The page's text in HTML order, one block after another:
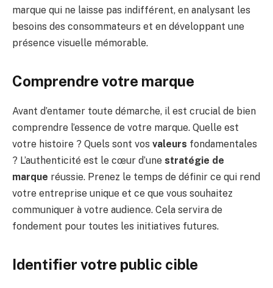
marque qui ne laisse pas indifférent, en analysant les
besoins des consommateurs et en développant une
présence visuelle mémorable.
Comprendre votre marque
Avant d’entamer toute démarche, il est crucial de bien
comprendre l’essence de votre marque. Quelle est
votre histoire ? Quels sont vos valeurs fondamentales
? L’authenticité est le cœur d’une stratégie de
marque réussie. Prenez le temps de définir ce qui rend
votre entreprise unique et ce que vous souhaitez
communiquer à votre audience. Cela servira de
fondement pour toutes les initiatives futures.
Identifier votre public cible